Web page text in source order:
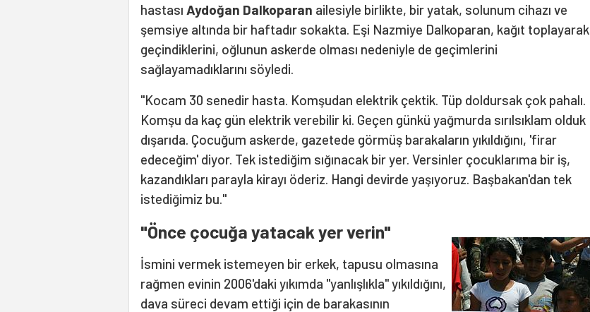
hastası Aydoğan Dalkoparan ailesiyle birlikte, bir yatak, solunum cihazı ve
şemsiye altında bir haftadır sokakta. Eşi Nazmiye Dalkoparan, kağıt toplayarak
geçindiklerini, oğlunun askerde olması nedeniyle de geçimlerini
sağlayamadıklarını söyledi.
"Kocam 30 senedir hasta. Komşudan elektrik çektik. Tüp doldursak çok pahalı.
Komşu da kaç gün elektrik verebilir ki. Geçen günkü yağmurda sırılsıklam olduk
dışarıda. Çocuğum askerde, gazetede görmüş barakaların yıkıldığını, 'firar
edeceğim' diyor. Tek istediğim sığınacak bir yer. Versinler çocuklarıma bir iş,
kazandıkları parayla kirayı öderiz. Hangi devirde yaşıyoruz. Başbakan'dan tek
istediğimiz bu."
"Önce çocuğa yatacak yer verin"
İsmini vermek istemeyen bir erkek, tapusu olmasına
rağmen evinin 2006'daki yıkımda "yanlışlıkla" yıkıldığını,
dava süreci devam ettiği için de barakasının